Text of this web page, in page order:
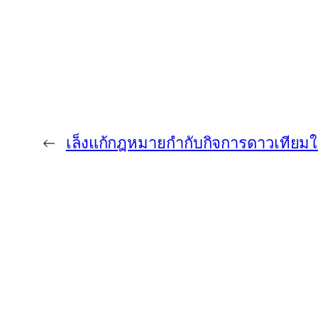
← เล็งแก้กฎหมายกำกับกิจการดาวเทีย